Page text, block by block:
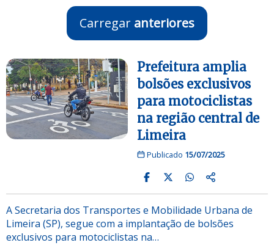
Carregar anteriores
Prefeitura amplia
bolsões exclusivos
para motociclistas
na região central de
Limeira
Publicado 15/07/2025
A Secretaria dos Transportes e Mobilidade Urbana de
Limeira (SP), segue com a implantação de bolsões
exclusivos para motociclistas na…